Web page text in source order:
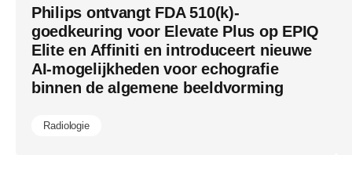
een-
hoog-
Philips ontvangt FDA 510(k)-
goedkeuring voor Elevate Plus op EPIQ
Elite en Affiniti en introduceert nieuwe
AI-mogelijkheden voor echografie
binnen de algemene beeldvorming
Radiologie